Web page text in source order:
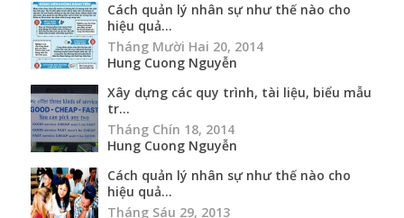
Cách quản lý nhân sự như thế nào cho
hiệu quả...
Tháng Mười Hai 20, 2014
Hung Cuong Nguyễn
Xây dựng các quy trình, tài liệu, biểu mẫu
tr...
Tháng Chín 18, 2014
Hung Cuong Nguyễn
Cách quản lý nhân sự như thế nào cho
hiệu quả...
Tháng Sáu 29, 2013